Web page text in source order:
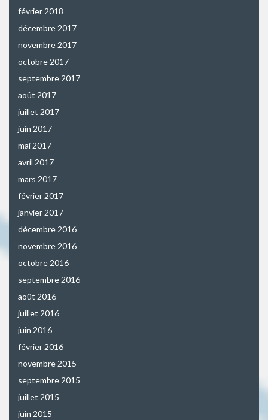
février 2018
décembre 2017
novembre 2017
octobre 2017
septembre 2017
août 2017
juillet 2017
juin 2017
mai 2017
avril 2017
mars 2017
février 2017
janvier 2017
décembre 2016
novembre 2016
octobre 2016
septembre 2016
août 2016
juillet 2016
juin 2016
février 2016
novembre 2015
septembre 2015
juillet 2015
juin 2015